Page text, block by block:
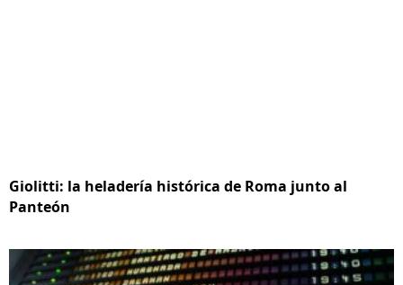
Giolitti: la heladería histórica de Roma junto al
Panteón